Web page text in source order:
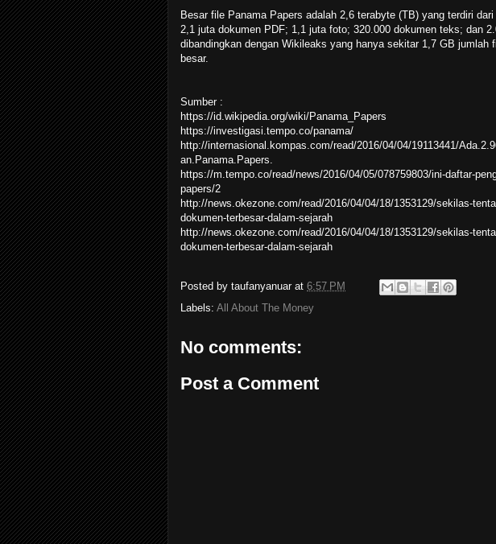
Besar file Panama Papers adalah 2,6 terabyte (TB) yang terdiri
2,1 juta dokumen PDF; 1,1 juta foto; 320.000 dokumen teks; dan
dibandingkan dengan Wikileaks yang hanya sekitar 1,7 GB jumlah
besar.
Sumber :
https://id.wikipedia.org/wiki/Panama_Papers
https://investigasi.tempo.co/panama/
http://internasional.kompas.com/read/2016/04/04/19113441/
an.Panama.Papers.
https://m.tempo.co/read/news/2016/04/05/078759803/ini-daftar-
papers/2
http://news.okezone.com/read/2016/04/04/18/1353129/sekilas-
dokumen-terbesar-dalam-sejarah
http://news.okezone.com/read/2016/04/04/18/1353129/sekilas-
dokumen-terbesar-dalam-sejarah
Posted by taufanyanuar at 6:57 PM
Labels: All About The Money
No comments:
Post a Comment